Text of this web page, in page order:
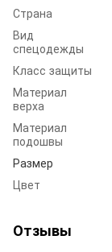
Страна
Вид
спецодежды
Класс защиты
Материал
верха
Материал
подошвы
Размер
Цвет
Отзывы